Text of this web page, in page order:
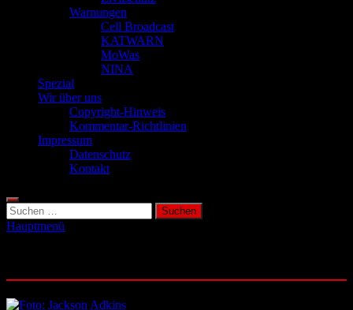
Warnungen
Cell Broadcast
KATWARN
MoWas
NINA
Spezial
Wir über uns
Copyright-Hinweis
Kommentar-Richtlinien
Impressum
Datenschutz
Kontakt
Suchen
nach:
Hauptmenü